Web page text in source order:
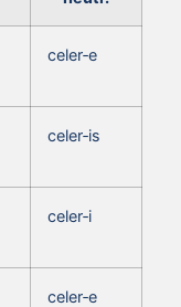
celer‑e
celer‑is
celer‑i
celer‑e